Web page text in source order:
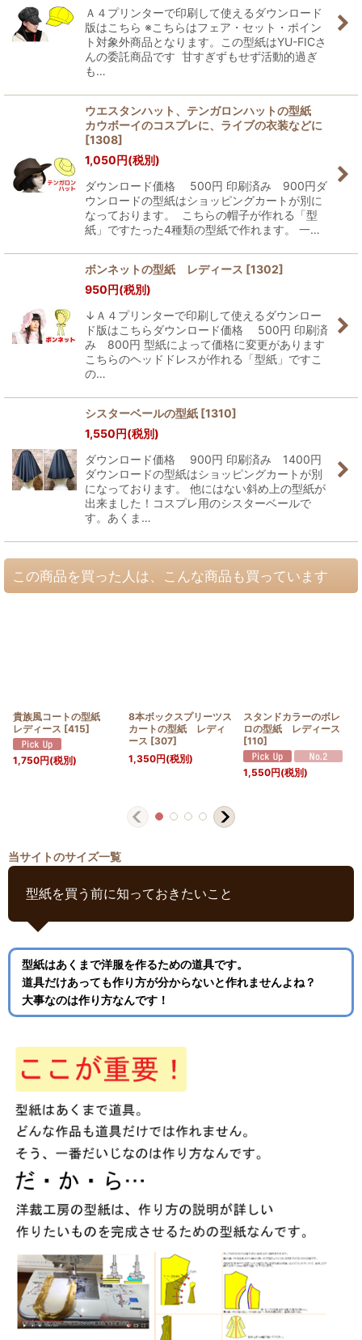
Ａ４プリンターで印刷して使えるダウンロード
版はこちら ※こちらはフェア・セット・ポイン
ト対象外商品となります。この型紙はYU-FICさ
んの委託商品です 甘すぎずもせず活動的過ぎ
も…
ウエスタンハット、テンガロンハットの型紙
カウボーイのコスプレに、ライブの衣装などに
[1308]
1,050円(税別)
ダウンロード価格 500円 印刷済み 900円ダ
ウンロードの型紙はショッピングカートが別に
なっております。 こちらの帽子が作れる「型
紙」ですたった4種類の型紙で作れます。 一…
ボンネットの型紙 レディース [1302]
950円(税別)
↓Ａ４プリンターで印刷して使えるダウンロー
ド版はこちらダウンロード価格 500円 印刷済
み 800円 型紙によって価格に変更があります
こちらのヘッドドレスが作れる「型紙」ですこ
の…
シスターベールの型紙 [1310]
1,550円(税別)
ダウンロード価格 900円 印刷済み 1400円
ダウンロードの型紙はショッピングカートが別
になっております。 他にはない斜め上の型紙が
出来ました！コスプレ用のシスターベールで
す。あくま…
この商品を買った人は、こんな商品も買っています
貴族風コートの型紙
レディース [415]
1,750円(税別)
8本ボックスプリーツス
カートの型紙 レディ
ース [307]
1,350円(税別)
スタンドカラーのボレ
ロの型紙 レディース
[110]
1,550円(税別)
当サイトのサイズ一覧
型紙を買う前に知っておきたいこと
型紙はあくまで洋服を作るための道具です。
道具だけあっても作り方が分からないと作れませんよね？
大事なのは作り方なんです！